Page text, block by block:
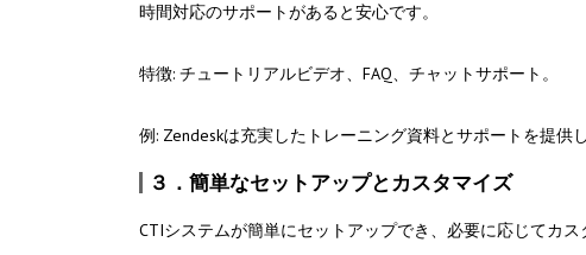
時間対応のサポートがあると安心です。
特徴: チュートリアルビデオ、FAQ、チャットサポート。
例: Zendeskは充実したトレーニング資料とサポートを提供
３．簡単なセットアップとカスタマイズ
CTIシステムが簡単にセットアップでき、必要に応じてカ